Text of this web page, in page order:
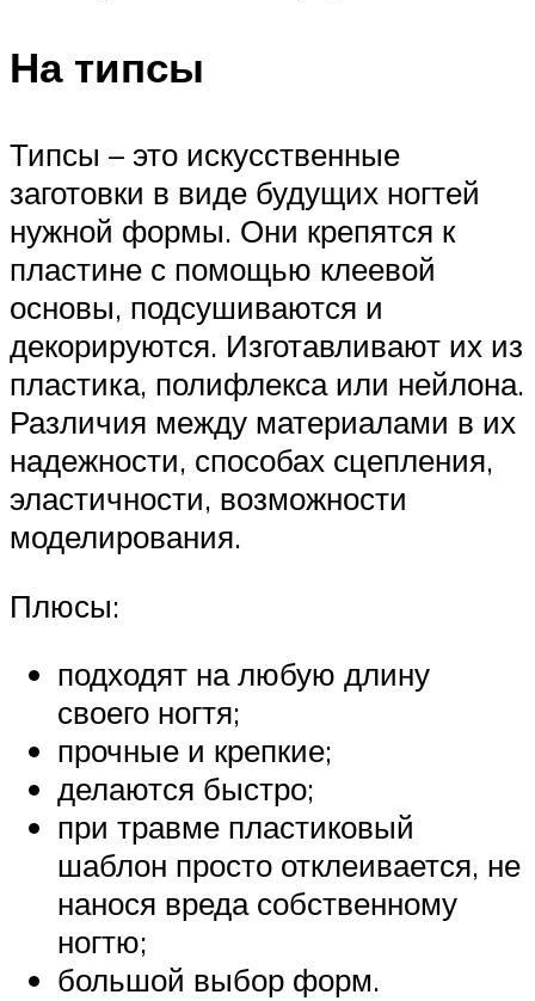
На типсы
Типсы – это искусственные
заготовки в виде будущих ногтей
нужной формы. Они крепятся к
пластине с помощью клеевой
основы, подсушиваются и
декорируются. Изготавливают их из
пластика, полифлекса или нейлона.
Различия между материалами в их
надежности, способах сцепления,
эластичности, возможности
моделирования.
Плюсы:
подходят на любую длину
своего ногтя;
прочные и крепкие;
делаются быстро;
при травме пластиковый
шаблон просто отклеивается, не
нанося вреда собственному
ногтю;
большой выбор форм.